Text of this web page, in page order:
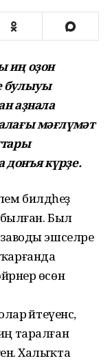
иң оҙон
булыуы
аҙнала
мәғлүмәт
күрҙе.
билдәһеҙ
Был
эшселәре
өсөн
әйтеүенсә,
таралған
Халыҡта